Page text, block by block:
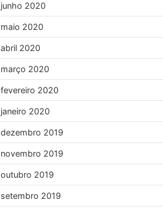
junho 2020
maio 2020
abril 2020
março 2020
fevereiro 2020
janeiro 2020
dezembro 2019
novembro 2019
outubro 2019
setembro 2019